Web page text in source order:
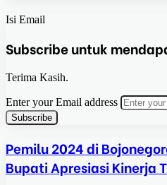
Isi Email
Subscribe untuk
Terima Kasih.
Enter your Email address
Pemilu 2024 di
Bupati Apresiasi Kinerja